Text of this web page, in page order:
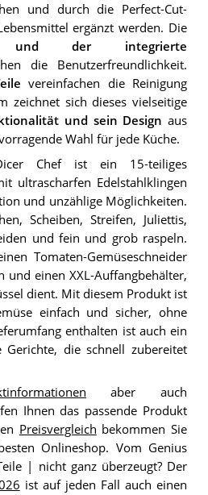
und durch die Perfect-Cut-
ergänzt werden. Die
und der integrierte
die Benutzerfreundlichkeit.
vereinfachen die Reinigung
zeichnet sich dieses vielseitige
und sein Design aus
Wahl für jede Küche.
Chef ist ein 15-teiliges
ultrascharfen Edelstahlklingen
und unzählige Möglichkeiten.
Scheiben, Streifen, Juliettis,
und fein und grob raspeln.
Tomaten-Gemüseschneider
und einen XXL-Auffangbehälter,
dient. Mit diesem Produkt ist
einfach und sicher, ohne
enthalten ist auch ein
Gerichte, die schnell zubereitet
aber auch
Ihnen das passende Produkt
Preisvergleich bekommen Sie
Onlineshop. Vom Genius
| nicht ganz überzeugt? Der
ist auf jeden Fall auch einen